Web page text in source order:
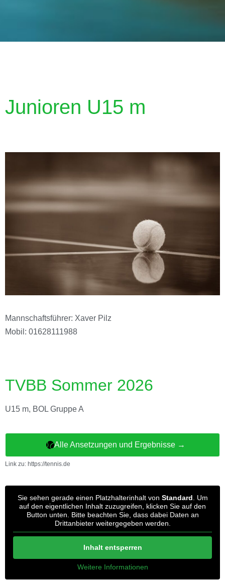
Junioren U15 m
Mannschaftsführer: Xaver Pilz
Mobil: 01628111988
TVBB Sommer 2026
U15 m, BOL Gruppe A
Alle Ansetzungen und Ergebnisse →
Link zu: https://tennis.de
Sie sehen gerade einen Platzhalterinhalt von Standard . Um
auf den eigentlichen Inhalt zuzugreifen, klicken Sie auf den
Button unten. Bitte beachten Sie, dass dabei Daten an
Drittanbieter weitergegeben werden.
Inhalt entsperren
Weitere Informationen